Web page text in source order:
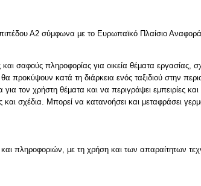
Α2 σύμφωνα με το Ευρωπαϊκό Πλαίσιο
σαφούς πληροφορίας για οικεία θέματα εργασίας,
προκύψουν κατά τη διάρκεια ενός ταξιδιού στην
τον χρήστη θέματα και να περιγράψει εμπειρίες
πληροφοριών, με τη χρήση και των απαραίτητων